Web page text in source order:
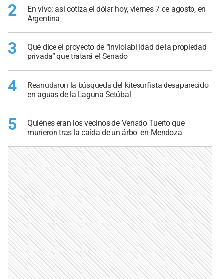
2
En vivo: así cotiza el dólar hoy, viernes 7 de agosto, en
Argentina
3
Qué dice el proyecto de “inviolabilidad de la propiedad
privada” que tratará el Senado
4
Reanudaron la búsqueda del kitesurfista desaparecido
en aguas de la Laguna Setúbal
5
Quiénes eran los vecinos de Venado Tuerto que
murieron tras la caída de un árbol en Mendoza